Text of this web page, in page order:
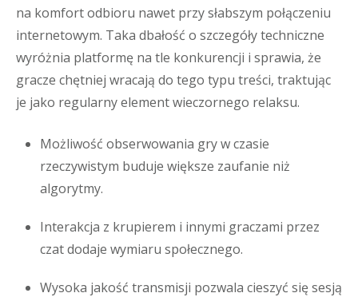
na komfort odbioru nawet przy słabszym połączeniu
internetowym. Taka dbałość o szczegóły techniczne
wyróżnia platformę na tle konkurencji i sprawia, że
gracze chętniej wracają do tego typu treści, traktując
je jako regularny element wieczornego relaksu.
Możliwość obserwowania gry w czasie
rzeczywistym buduje większe zaufanie niż
algorytmy.
Interakcja z krupierem i innymi graczami przez
czat dodaje wymiaru społecznego.
Wysoka jakość transmisji pozwala cieszyć się sesją